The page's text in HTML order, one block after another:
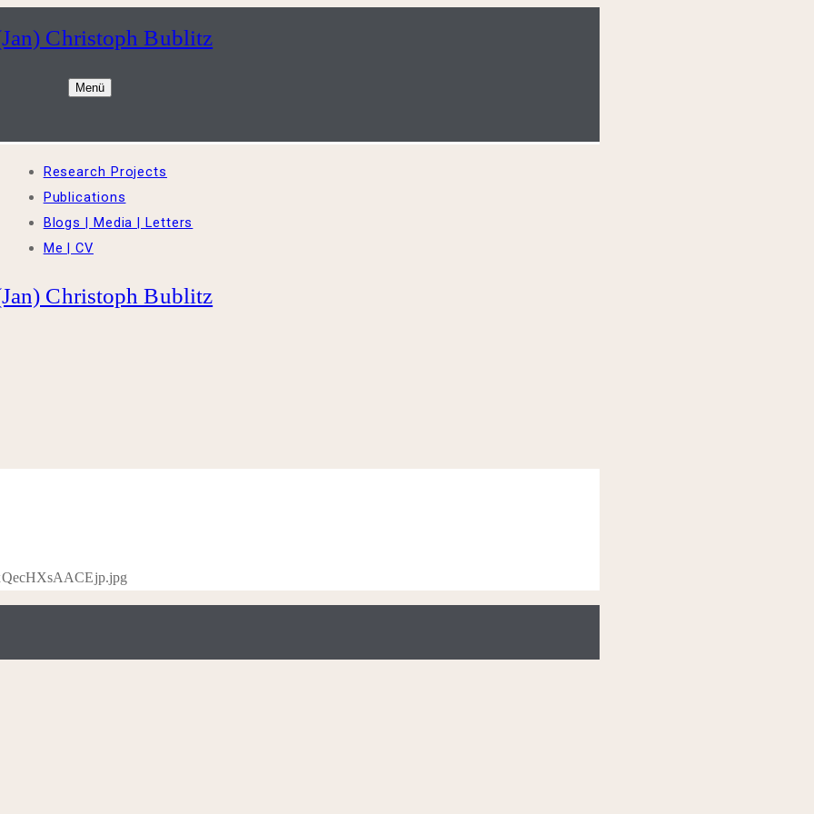
Christoph Bublitz
Menü
Research Projects
Publications
Blogs | Media | Letters
Me | CV
Christoph Bublitz